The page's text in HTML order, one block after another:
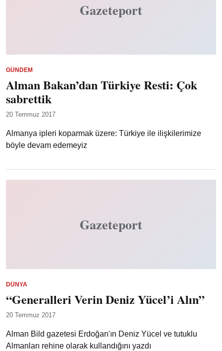
Gazeteport
GÜNDEM
Alman Bakan’dan Türkiye Resti: Çok
sabrettik
20 Temmuz 2017
Almanya ipleri koparmak üzere: Türkiye ile ilişkilerimize
böyle devam edemeyiz
Gazeteport
DÜNYA
“Generalleri Verin Deniz Yücel’i Alın”
20 Temmuz 2017
Alman Bild gazetesi Erdoğan'ın Deniz Yücel ve tutuklu
Almanları rehine olarak kullandığını yazdı